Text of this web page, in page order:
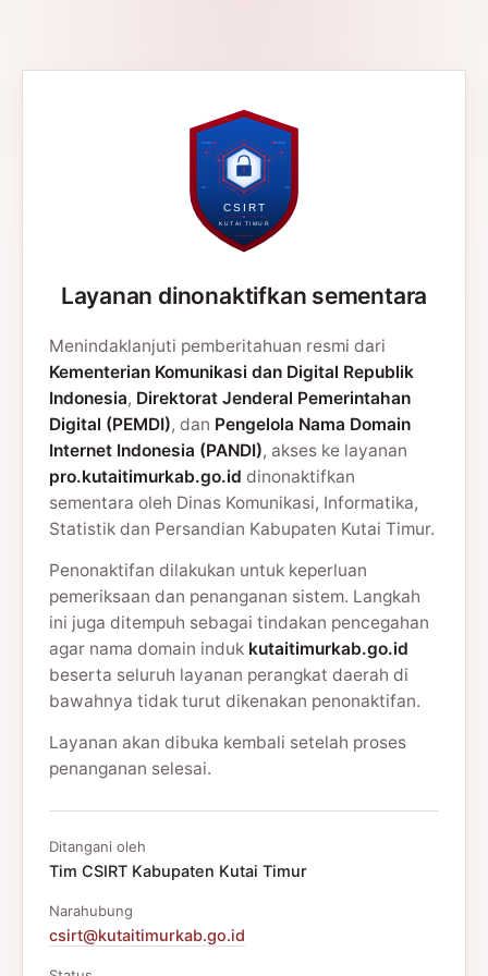
Layanan dinonaktifkan sementara
Menindaklanjuti pemberitahuan resmi dari
Kementerian Komunikasi dan Digital Republik
Indonesia, Direktorat Jenderal Pemerintahan
Digital (PEMDI), dan Pengelola Nama Domain
Internet Indonesia (PANDI), akses ke layanan
pro.kutaitimurkab.go.id dinonaktifkan
sementara oleh Dinas Komunikasi, Informatika,
Statistik dan Persandian Kabupaten Kutai Timur.
Penonaktifan dilakukan untuk keperluan
pemeriksaan dan penanganan sistem. Langkah
ini juga ditempuh sebagai tindakan pencegahan
agar nama domain induk kutaitimurkab.go.id
beserta seluruh layanan perangkat daerah di
bawahnya tidak turut dikenakan penonaktifan.
Layanan akan dibuka kembali setelah proses
penanganan selesai.
Ditangani oleh
Tim CSIRT Kabupaten Kutai Timur
Narahubung
csirt@kutaitimurkab.go.id